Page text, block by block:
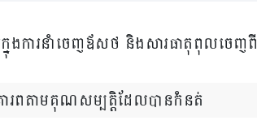
ក្នុងការនាំចេញឪសថ និងសារធាតុពុលចេញពី
រពតាមគុណសម្បត្តិដែលបានកំនត់